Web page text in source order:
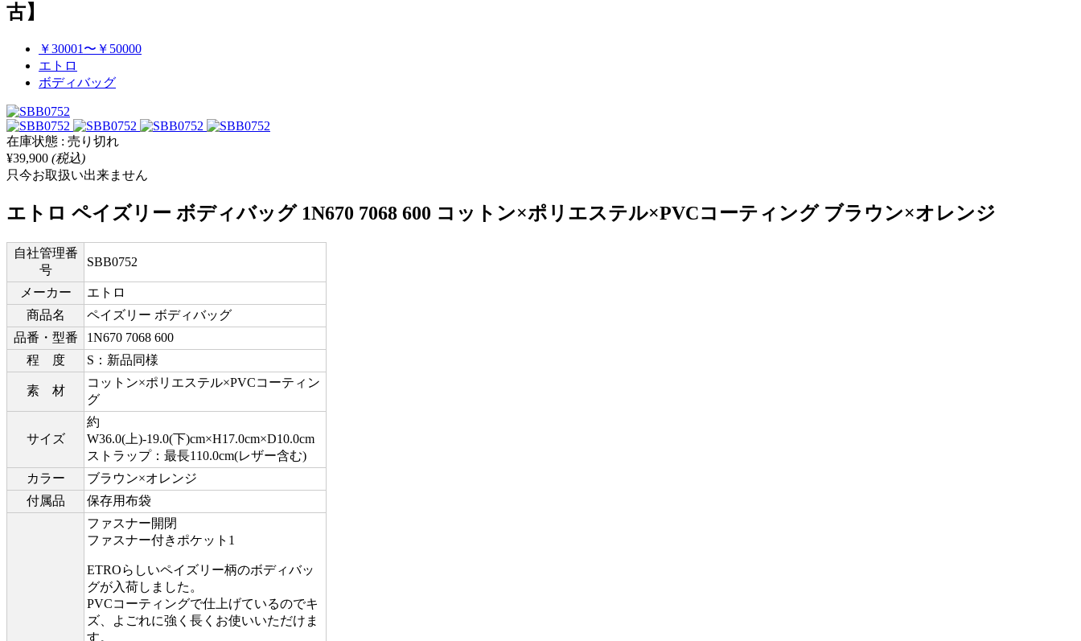
古】
￥30001〜￥50000
エトロ
ボディバッグ
在庫状態 : 売り切れ
¥39,900 (税込)
只今お取扱い出来ません
エトロ ペイズリー ボディバッグ 1N670 7068 600 コットン×ポリエステル×PVCコーティング ブラウン×オレンジ
自社管理番
号
SBB0752
メーカー
エトロ
商品名
ペイズリー ボディバッグ
品番・型番
1N670 7068 600
程 度
S：新品同様
素 材
コットン×ポリエステル×PVCコーティン
グ
サイズ
約
W36.0(上)-19.0(下)cm×H17.0cm×D10.0cm
ストラップ：最長110.0cm(レザー含む)
カラー
ブラウン×オレンジ
付属品
保存用布袋
ファスナー開閉
ファスナー付きポケット1
ETROらしいペイズリー柄のボディバッ
グが入荷しました。
PVCコーティングで仕上げているのでキ
ズ、よごれに強く長くお使いいただけま
す。